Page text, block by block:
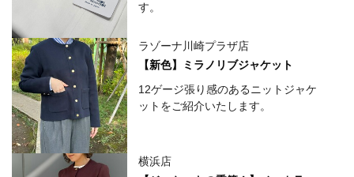
す。
ラゾーナ川崎プラザ店
【新色】ミラノリブジャケット
12ゲージ張り感のあるニットジャケ
ットをご紹介いたします。
横浜店